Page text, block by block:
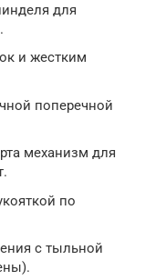
для
и жестким
поперечной
механизм для
по
с тыльной